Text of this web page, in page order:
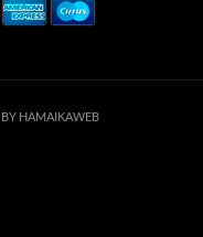
BY HAMAIKAWEB